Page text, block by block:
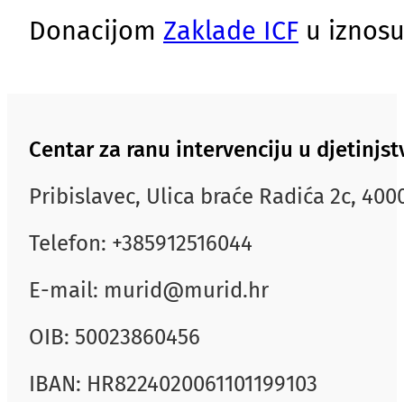
Donacijom Zaklade ICF u
Centar za ranu intervenciju u
Pribislavec, Ulica braće Radića 2c,
Telefon: +385912516044
E-mail: murid@murid.hr
OIB: 50023860456
IBAN: HR8224020061101199103